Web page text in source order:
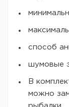
способ
шумовые
В
можно